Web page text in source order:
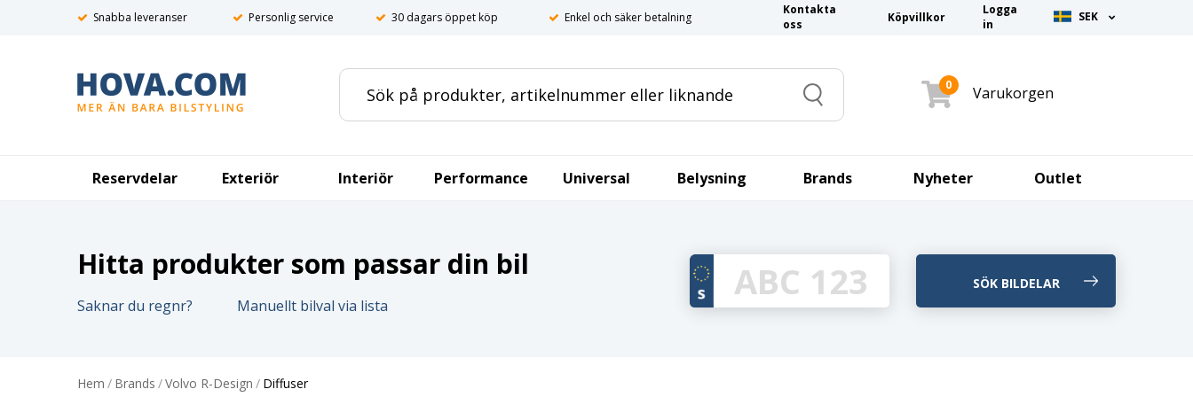
Snabba leveranser Personlig service 30 dagars öppet köp Enkel och säker betalning
Kontakta
oss
Köpvillkor
Logga
in
SEK
Search
0 Varukorgen
Reservdelar Exteriör Interiör Performance Universal Belysning Brands Nyheter Outlet
Hitta produkter som passar din bil
Saknar du regnr? Manuellt bilval via lista
Hem / Brands /Volvo R-Design / Diffuser